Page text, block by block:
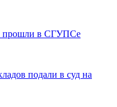
прошли в СГУПСе
подали в суд на